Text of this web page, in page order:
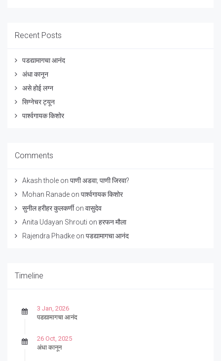
Recent Posts
पडद्यामागचा आनंद
अंधा कानून
असे होई लग्न
सिग्नेचर ट्यून
पार्श्वगायक किशोर
Comments
Akash thole on पाणी अडवा; पाणी जिरवा?
Mohan Ranade on पार्श्वगायक किशोर
सुनील हरीहर कुलकर्णीon वासुदेव
Anita Udayan Shrouti on हरफन मौला
Rajendra Phadke on पडद्यामागचा आनंद
Timeline
3 Jan, 2026
पडद्यामागचा आनंद
26 Oct, 2025
अंधा कानून